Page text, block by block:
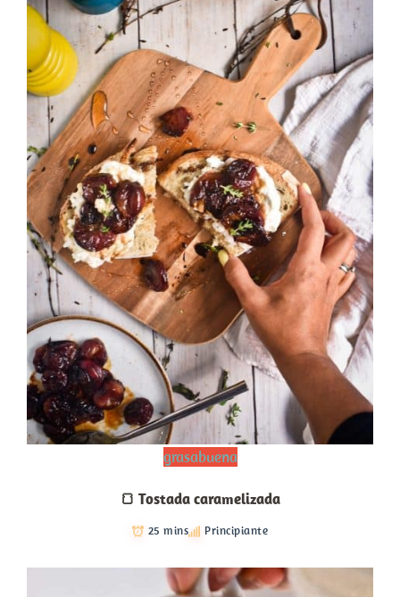
grasabuena
🍞 Tostada caramelizada
25 mins Principiante